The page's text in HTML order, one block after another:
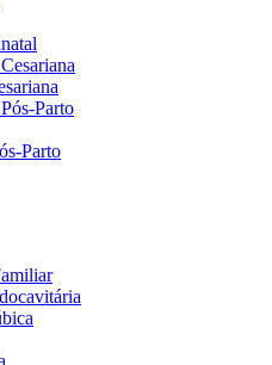
Parto
Parto